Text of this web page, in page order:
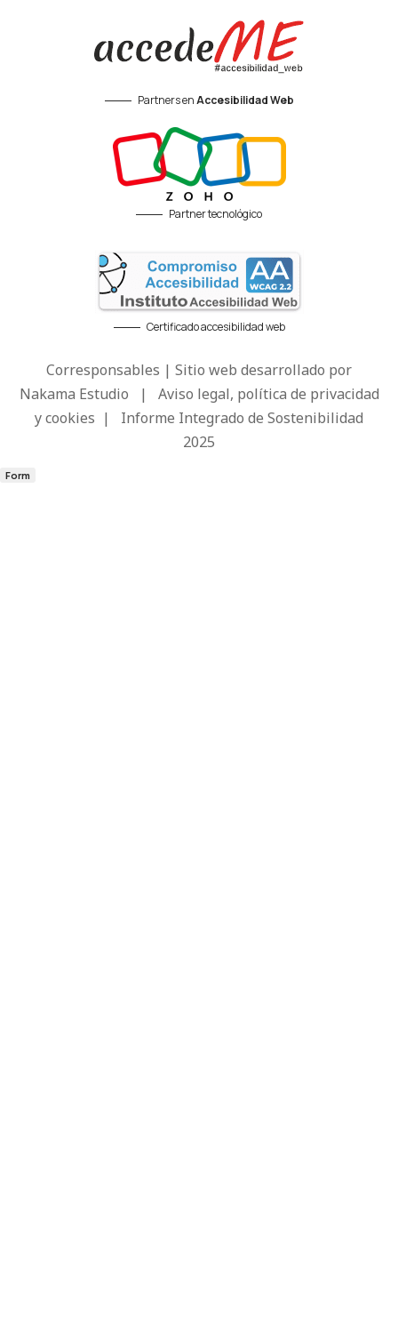
Partners enAccesibilidad Web
Partner tecnológico
Certificado accesibilidad web
Corresponsables | Sitio web desarrollado por
Nakama Estudio | Aviso legal, política de privacidad
y cookies | Informe Integrado de Sostenibilidad
2025
Form